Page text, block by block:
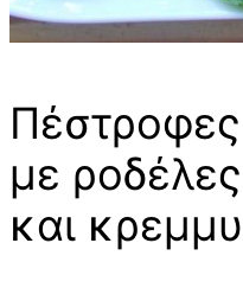
με
και